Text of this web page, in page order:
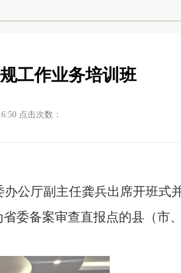
工作业务培训班
点击次数：
公厅副主任龚兵出席开班式
委备案审查直报点的县（市